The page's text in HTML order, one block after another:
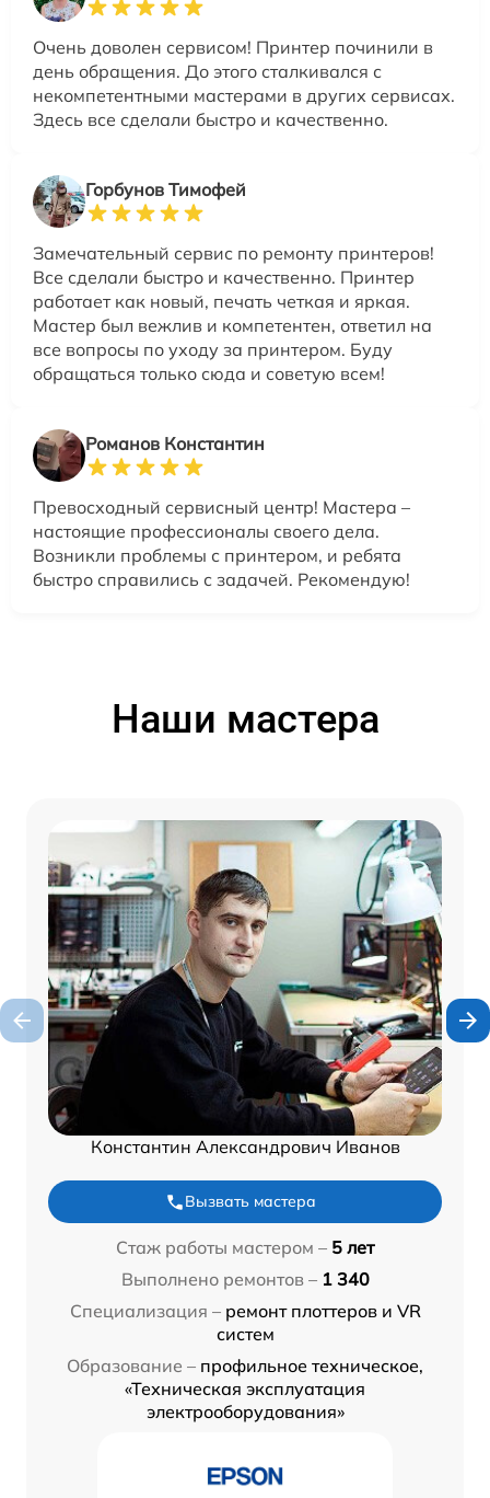
Очень доволен сервисом! Принтер починили в
день обращения. До этого сталкивался с
некомпетентными мастерами в других сервисах.
Здесь все сделали быстро и качественно.
Горбунов Тимофей
Замечательный сервис по ремонту принтеров!
Все сделали быстро и качественно. Принтер
работает как новый, печать четкая и яркая.
Мастер был вежлив и компетентен, ответил на
все вопросы по уходу за принтером. Буду
обращаться только сюда и советую всем!
Романов Константин
Превосходный сервисный центр! Мастера –
настоящие профессионалы своего дела.
Возникли проблемы с принтером, и ребята
быстро справились с задачей. Рекомендую!
Наши мастера
Константин Александрович Иванов
Вызвать мастера
Стаж работы мастером – 5 лет
Выполнено ремонтов – 1 340
Специализация – ремонт плоттеров и VR
систем
Образование – профильное техническое,
«Техническая эксплуатация
электрооборудования»